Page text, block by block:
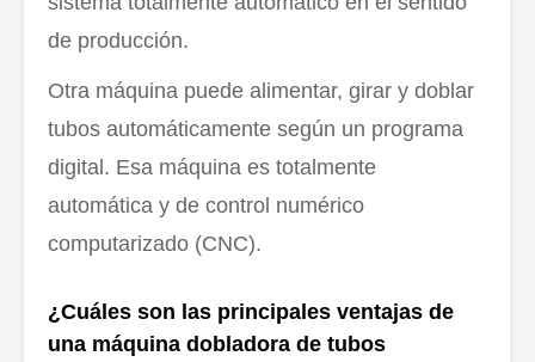
de producción.
Otra máquina puede alimentar, girar y doblar
tubos automáticamente según un programa
digital. Esa máquina es totalmente
automática y de control numérico
computarizado (CNC).
¿Cuáles son las principales ventajas de
una máquina dobladora de tubos